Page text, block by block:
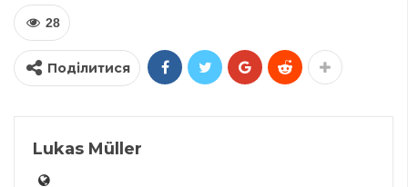
danach, den Lesern zu helfen, die Automobilwelt besser
zu verstehen und die perfekte Lösung für ihre Bedürfnisse
zu finden. Wenn Sie hochwertigen Content über Autos
benötigen, wenden Sie sich gerne an:
ПОПЕРЕДНІЙ
ЗАПИС